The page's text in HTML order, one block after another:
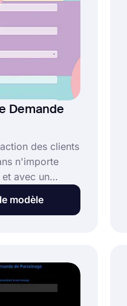
Demande
des clients
n'importe
avec un
vous
de
facilement
modèle